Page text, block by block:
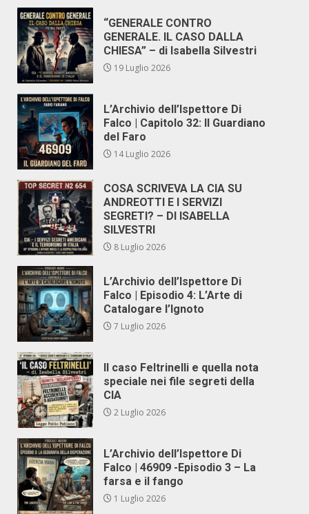
“GENERALE CONTRO
GENERALE. IL CASO DALLA
CHIESA” – di Isabella Silvestri
19 Luglio 2026
L’Archivio dell’Ispettore Di
Falco | Capitolo 32: Il Guardiano
del Faro
14 Luglio 2026
COSA SCRIVEVA LA CIA SU
ANDREOTTI E I SERVIZI
SEGRETI? – DI ISABELLA
SILVESTRI
8 Luglio 2026
L’Archivio dell’Ispettore Di
Falco | Episodio 4: L’Arte di
Catalogare l’Ignoto
7 Luglio 2026
Il caso Feltrinelli e quella nota
speciale nei file segreti della
CIA
2 Luglio 2026
L’Archivio dell’Ispettore Di
Falco | 46909 -Episodio 3 – La
farsa e il fango
1 Luglio 2026